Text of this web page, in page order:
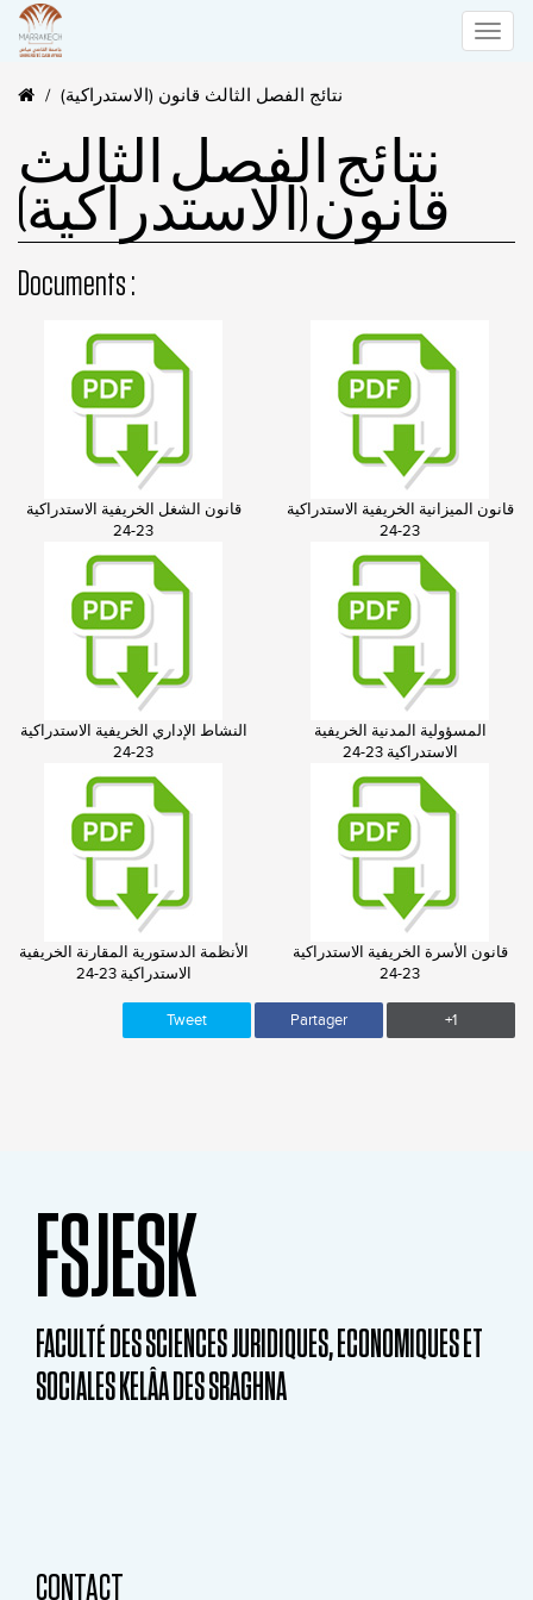
Toggle
نتائج الفصل الثالث قانون (الاستدراكية)
نتائج الفصل الثالث
قانون (الاستدراكية)
Documents :
قانون الشغل الخريفية الاستدراكية
23-24
قانون الميزانية الخريفية الاستدراكية
23-24
النشاط الإداري الخريفية الاستدراكية
23-24
المسؤولية المدنية الخريفية
الاستدراكية 23-24
الأنظمة الدستورية المقارنة الخريفية
الاستدراكية 23-24
قانون الأسرة الخريفية الاستدراكية
23-24
Tweet Partager +1
FSJESK
FACULTÉ DES SCIENCES JURIDIQUES, ECONOMIQUES ET
SOCIALES KELÂA DES SRAGHNA
CONTACT